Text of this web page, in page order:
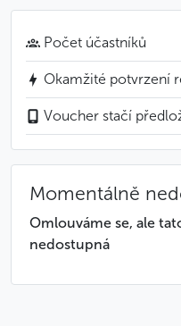
U nás si vyberou jak
Škoda Fabia 1.2 HTP,
motorem, je malý,
s originálním
páry, ale i rodiny se
Technické vlastnosti &
Motor: 1.2 HTP / 44
Zrychlení 0–100
Počet účastníků
Okamžité potvrzení
Voucher stačí
Momentálně
Omlouváme se, ale
nedostupná